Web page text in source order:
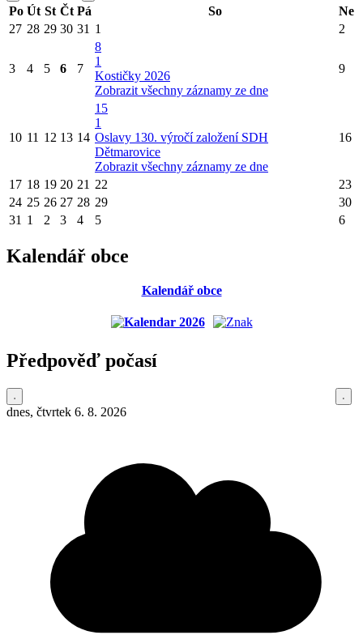
Po Út St Čt Pá So
Ne
27 28 29 30 31 1 2
3 4 5 6 7
8
1
Kostičky 2026
Zobrazit všechny záznamy ze dne
9
10 11 12 13 14
15
1
Oslavy 130. výročí založení SDH
Dětmarovice
Zobrazit všechny záznamy ze dne
16
17 18 19 20 21 22
23
24 25 26 27 28 29
30
31 1 2 3 4 5 6
Kalendář obce
Kalendář obce
Předpověď počasí
dnes, čtvrtek 6. 8. 2026